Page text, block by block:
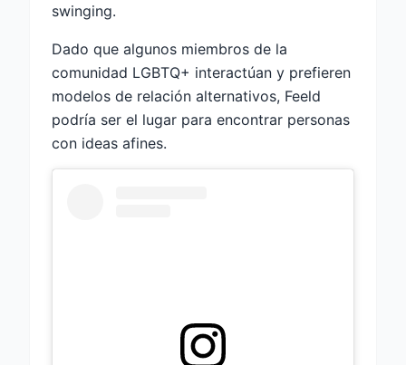
swinging.
Dado que algunos miembros de la
comunidad LGBTQ+ interactúan y prefieren
modelos de relación alternativos, Feeld
podría ser el lugar para encontrar personas
con ideas afines.